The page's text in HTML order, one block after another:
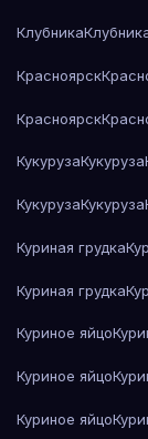
Клубника
Красноярск
Красноярск
КукурузаКукуруза
КукурузаКукуруза
Куриная грудка
Куриная грудка
Куриное яйцо
Куриное яйцо
Куриное яйцо